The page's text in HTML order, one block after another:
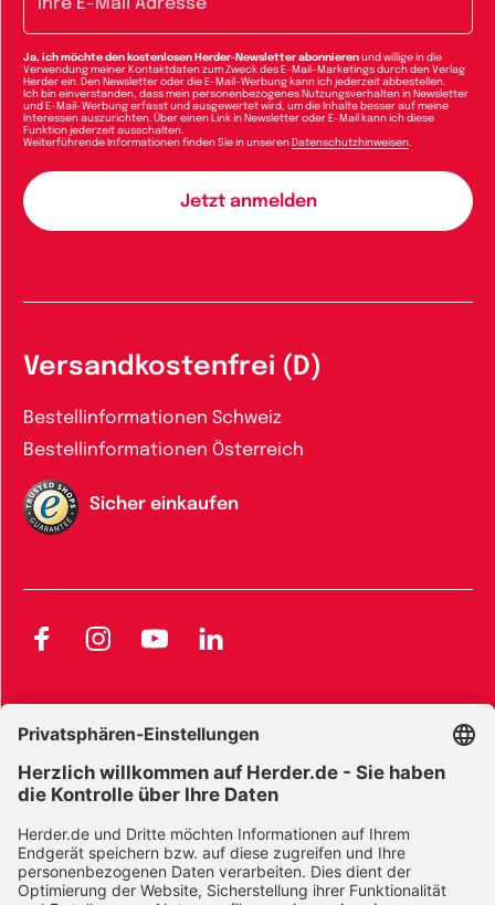
Ja, ich möchte den kostenlosen Herder-Newsletter abonnieren und willige in die
Verwendung meiner Kontaktdaten zum Zweck des E-Mail-Marketings durch den Verlag
Herder ein. Den Newsletter oder die E-Mail-Werbung kann ich jederzeit abbestellen.
Ich bin einverstanden, dass mein personenbezogenes Nutzungsverhalten in Newsletter
und E-Mail-Werbung erfasst und ausgewertet wird, um die Inhalte besser auf meine
Interessen auszurichten. Über einen Link in Newsletter oder E-Mail kann ich diese
Funktion jederzeit ausschalten.
Weiterführende Informationen finden Sie in unseren Datenschutzhinweisen.
Versandkostenfrei (D)
Bestellinformationen Schweiz
Bestellinformationen Österreich
Sicher einkaufen
FacebookInstagramYouTubeLinkedIn
Widerrufsbelehrung E-Books
Widerrufsbelehrung Zeitschriften Datenschutz
Datenschutz Social Media Barrierefreiheit
Vertrag widerrufen